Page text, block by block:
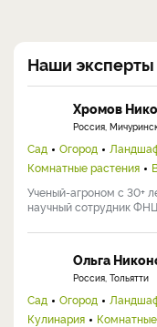
Наши эксперты
Хромов
Россия,
Сад Огород
Комнатные растения
Ученый-агроном с 30+
научный сотрудник ФНЦ
Ольга
Россия, Тольятти
Сад Огород
Кулинария